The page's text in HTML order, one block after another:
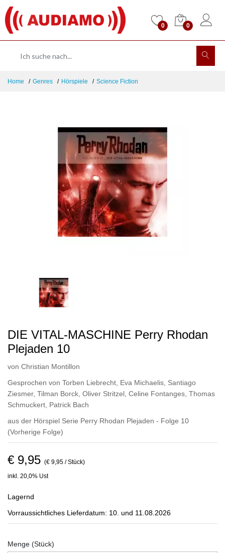
0 0
Home Genres Hörspiele Science Fiction
DIE VITAL-MASCHINE Perry Rhodan
Plejaden 10
von Christian Montillon
Gesprochen von Torben Liebrecht Eva Michaelis Santiago
Ziesmer, Tilman Borck Oliver Stritzel Celine Fontanges Thomas
Schmuckert Patrick Bach
aus der Hörspiel Serie Perry Rhodan Plejaden - Folge 10
(Vorherige Folge)
€ 9,95 (€ 9,95 / Stück)
inkl. 20,0% Ust
Lagernd
Vorraussichtliches Lieferdatum: 10. und 11.08.2026
Menge (Stück)